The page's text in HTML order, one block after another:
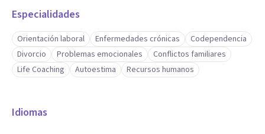
Especialidades
Orientación laboral Enfermedades crónicas
Codependencia
Divorcio
Problemas emocionales
Conflictos familiares
Life Coaching
Autoestima Recursos humanos
Idiomas